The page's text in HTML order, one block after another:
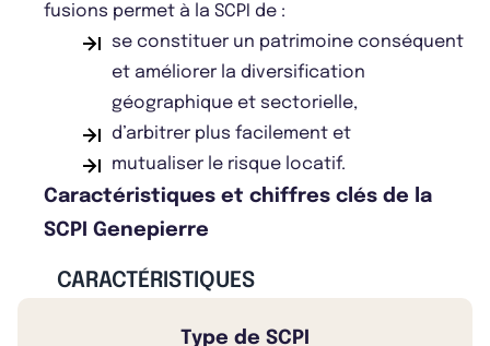
fusions permet à la SCPI de :
se constituer un patrimoine conséquent
et améliorer la diversification
géographique et sectorielle,
d’arbitrer plus facilement et
mutualiser le risque locatif.
Caractéristiques et chiffres clés de la
SCPI Genepierre
CARACTÉRISTIQUES
Type de SCPI